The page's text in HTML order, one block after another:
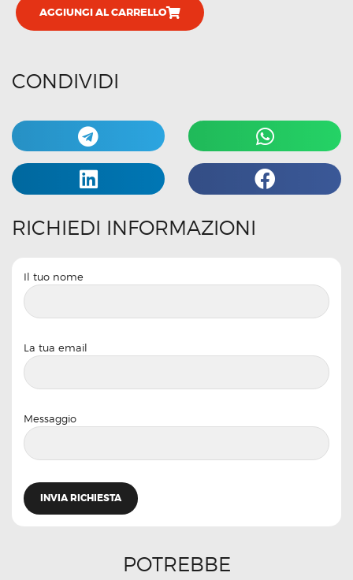
AGGIUNGI AL CARRELLO
CONDIVIDI
RICHIEDI INFORMAZIONI
Il tuo nome
La tua email
Messaggio
POTREBBE